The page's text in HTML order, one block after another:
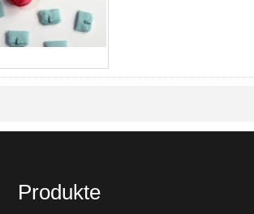
Produkte